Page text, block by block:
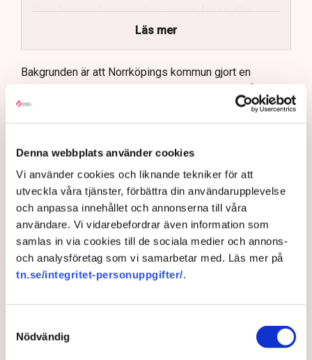
Denna webbplats använder cookies
Vi använder cookies och liknande tekniker för att
utveckla våra tjänster, förbättra din användarupplevelse
och anpassa innehållet och annonserna till våra
användare. Vi vidarebefordrar även information som
samlas in via cookies till de sociala medier och annons-
och analysföretag som vi samarbetar med. Läs mer på
tn.se/integritet-personuppgifter/.
Nödvändig
Flera krögare kritiserar kommunen för otydlig
Kommunen vill skapa enhetliga regler för
uteserveringar.
Läs mer
Bakgrunden är att Norrköpings kommun gjort en
stadens uteserveringar. Ambitionen är att tillstånden
ska vara enhetliga och enkla att leva upp till.
godtycklighet kring den här branschen, där kommunen
tillåtit vissa krögare att göra saker som andra inte fått
göra utan att kunna motivera det på ett rimligt sätt,
säger Johan Gustafsson, Svenskt Näringslivs
regionchef i Östergötland.
Upprörda företagare
I korthet innebär förändringen att en del av det som
och kan bara upplåtas för annan verksamhet, till
exempel en uteservering, under begränsad tid och får